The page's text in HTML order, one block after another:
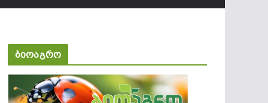
ბიოაგრო